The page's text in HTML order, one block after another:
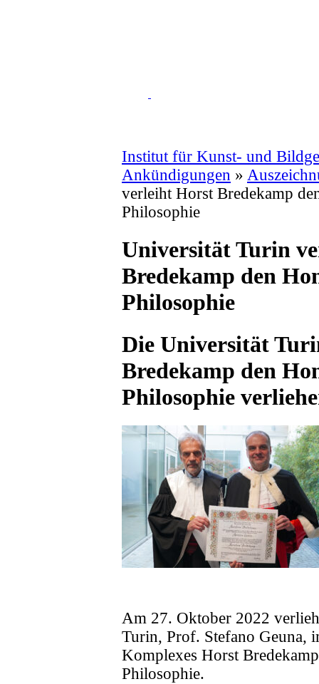
Institut für Kunst- und
Ankündigungen »
verleiht Horst Bredekamp
Philosophie
Universität Turin
Bredekamp den
Philosophie
Die Universität
Bredekamp den
Philosophie
Am 27. Oktober 2022
Turin, Prof. Stefano Geuna,
Komplexes Horst
Philosophie.